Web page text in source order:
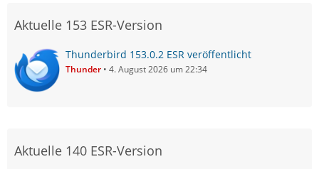
Aktuelle 153 ESR-Version
Thunderbird 153.0.2 ESR veröffentlicht
Thunder 4. August 2026 um 22:34
Aktuelle 140 ESR-Version